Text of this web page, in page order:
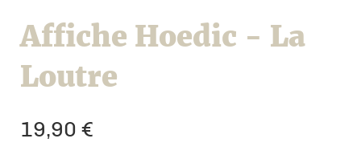
Affiche Hoedic - La
Loutre
19,90 €